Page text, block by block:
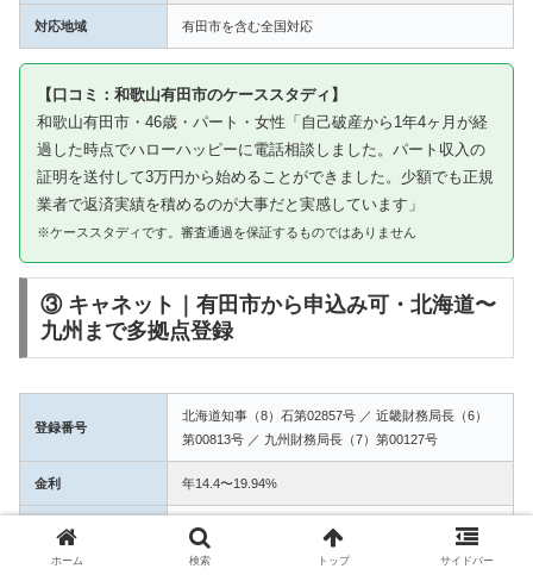
対応地域 有田市を含む全国対応
【口コミ：和歌山有田市のケーススタディ】
和歌山有田市・46歳・パート・女性「自己破産から1年4ヶ月が経
過した時点でハローハッピーに電話相談しました。パート収入の
証明を送付して3万円から始めることができました。少額でも正規
業者で返済実績を積めるのが大事だと実感しています」
※ケーススタディです。審査通過を保証するものではありません
③ キャネット｜有田市から申込み可・北海道〜
九州まで多拠点登録
登録番号
北海道知事（8）石第02857号 ／ 近畿財務局長（6）
第00813号 ／ 九州財務局長（7）第00127号
金利 年14.4〜19.94%
融資額 1万〜50万円
ホーム 検索 トップ サイドバー